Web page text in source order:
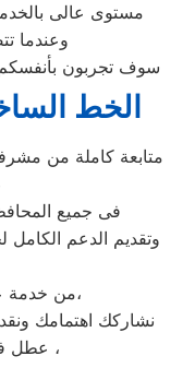
مستوى عالى
وعندما
سوف تجربون بأنفسكم
الخط
متابعة كاملة من
فى جميع
وتقديم الدعم
من خدمة عملاء هيتاشي فى منيا القمح،
نشاركك اهتمامك
عطل فى ايا من اجهزتنا المنزلية ،